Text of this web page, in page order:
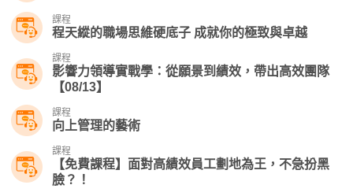
課程
程天縱的職場思維硬底子 成就你的極致與卓越
課程
影響力領導實戰學：從願景到績效，帶出高效團隊
【08/13】
課程
向上管理的藝術
課程
【免費課程】面對高績效員工劃地為王，不急扮黑
臉？！